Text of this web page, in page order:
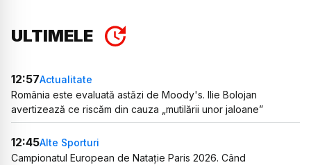
ULTIMELE
12:57Actualitate
România este evaluată astăzi de Moody's. Ilie Bolojan
avertizează ce riscăm din cauza „mutilării unor jaloane”
12:45Alte Sporturi
Campionatul European de Natație Paris 2026. Când